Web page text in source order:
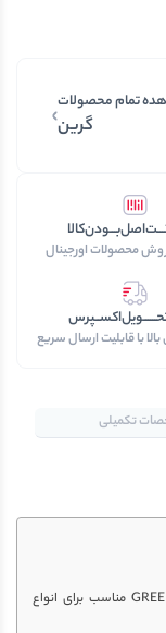
تمام محصولات
گرین
محصولات اورجینال
با قابلیت ارسال سریع
تکمیلی
معرفی محافظ برق کامپیوتر GLP106 آنالوگ برند GREEN مناسب برای انواع